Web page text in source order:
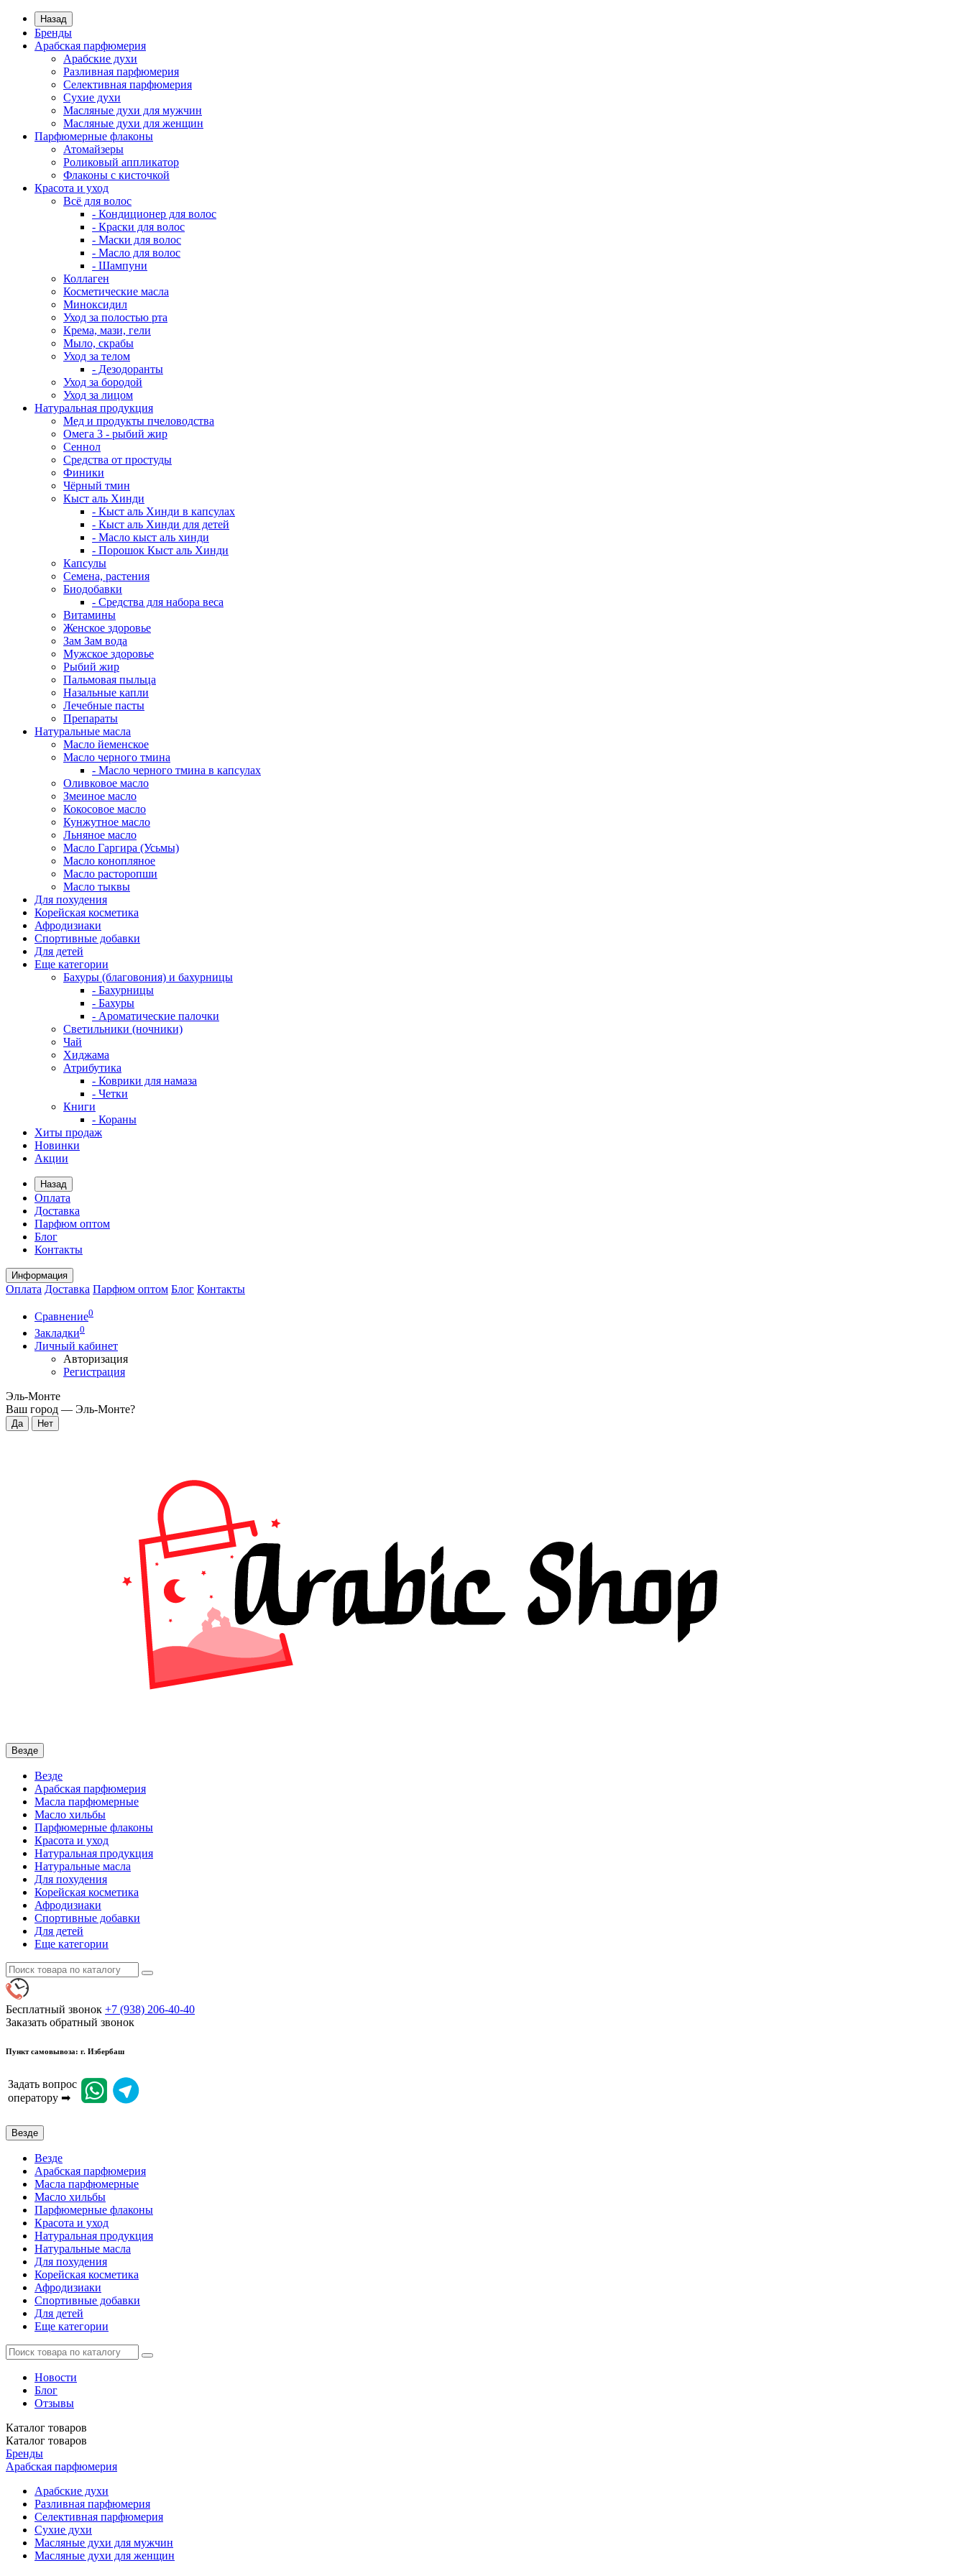
Назад
Бренды
Арабская парфюмерия
Арабские духи
Разливная парфюмерия
Селективная парфюмерия
Сухие духи
Масляные духи для мужчин
Масляные духи для женщин
Парфюмерные флаконы
Атомайзеры
Роликовый аппликатор
Флаконы с кисточкой
Красота и уход
Всё для волос
- Кондиционер для волос
- Краски для волос
- Маски для волос
- Масло для волос
- Шампуни
Коллаген
Косметические масла
Миноксидил
Уход за полостью рта
Крема, мази, гели
Мыло, скрабы
Уход за телом
- Дезодоранты
Уход за бородой
Уход за лицом
Натуральная продукция
Мед и продукты пчеловодства
Омега 3 - рыбий жир
Сеннол
Средства от простуды
Финики
Чёрный тмин
Кыст аль Хинди
- Кыст аль Хинди в капсулах
- Кыст аль Хинди для детей
- Масло кыст аль хинди
- Порошок Кыст аль Хинди
Капсулы
Семена, растения
Биодобавки
- Средства для набора веса
Витамины
Женское здоровье
Зам Зам вода
Мужское здоровье
Рыбий жир
Пальмовая пыльца
Назальные капли
Лечебные пасты
Препараты
Натуральные масла
Масло йеменское
Масло черного тмина
- Масло черного тмина в капсулах
Оливковое масло
Змеиное масло
Кокосовое масло
Кунжутное масло
Льняное масло
Масло Гаргира (Усьмы)
Масло конопляное
Масло расторопши
Масло тыквы
Для похудения
Корейская косметика
Афродизиаки
Спортивные добавки
Для детей
Еще категории
Бахуры (благовония) и бахурницы
- Бахурницы
- Бахуры
- Ароматические палочки
Светильники (ночники)
Чай
Хиджама
Атрибутика
- Коврики для намаза
- Четки
Книги
- Кораны
Хиты продаж
Новинки
Акции
Назад
Оплата
Доставка
Парфюм оптом
Блог
Контакты
Информация
Оплата Доставка Парфюм оптом Блог Контакты
Сравнение0
Закладки0
Личный кабинет
Авторизация
Регистрация
Эль-Монте
Ваш город — Эль-Монте?
Везде
Везде
Арабская парфюмерия
Масла парфюмерные
Масло хильбы
Парфюмерные флаконы
Красота и уход
Натуральная продукция
Натуральные масла
Для похудения
Корейская косметика
Афродизиаки
Спортивные добавки
Для детей
Еще категории
Бесплатный звонок +7 (938) 206-40-40
Заказать обратный звонок
Пункт самовывоза: г. Избербаш
Задать вопрос
оператору ➡
Везде
Везде
Арабская парфюмерия
Масла парфюмерные
Масло хильбы
Парфюмерные флаконы
Красота и уход
Натуральная продукция
Натуральные масла
Для похудения
Корейская косметика
Афродизиаки
Спортивные добавки
Для детей
Еще категории
Новости
Блог
Отзывы
Каталог товаров
Каталог товаров
Бренды
Арабская парфюмерия
Арабские духи
Разливная парфюмерия
Селективная парфюмерия
Сухие духи
Масляные духи для мужчин
Масляные духи для женщин